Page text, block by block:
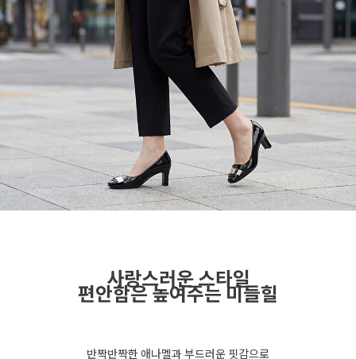
사랑스러운 스타일
편안함은 높여주는 미들힐
반짝반짝한 애나멜과 부드러운 핏감으로